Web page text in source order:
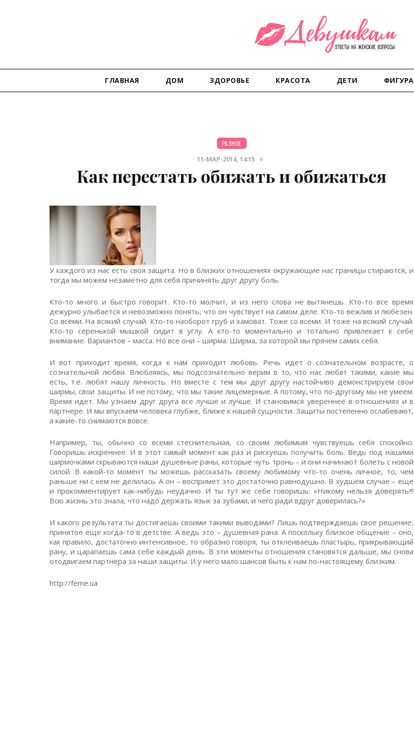
ГЛАВНАЯ ДОМ ЗДОРОВЬЕ КРАСОТА ДЕТИ ФИГУРА
РАЗНОЕ
11-МАР-2014, 14:15
Как перестать обижать и обижаться
У каждого из нас есть своя защита. Но в близких отношениях окружающие нас границы стираются, и
тогда мы можем незаметно для себя причинять друг другу боль.
Кто-то много и быстро говорит. Кто-то молчит, и из него слова не вытянешь. Кто-то все время
дежурно улыбается и невозможно понять, что он чувствует на самом деле. Кто-то вежлив и любезен.
Со всеми. На всякий случай. Кто-то наоборот груб и хамоват. Тоже со всеми. И тоже на всякий случай.
Кто-то серенькой мышкой сидит в углу. А кто-то моментально и тотально привлекает к себе
внимание. Вариантов – масса. Но все они – ширма. Ширма, за которой мы прячем самих себя.
И вот приходит время, когда к нам приходит любовь. Речь идет о сознательном возрасте, о
сознательной любви. Влюбляясь, мы подсознательно верим в то, что нас любят такими, какие мы
есть, т.е. любят нашу личность. Но вместе с тем мы друг другу настойчиво демонстрируем свои
ширмы, свои защиты. И не потому, что мы такие лицемерные. А потому, что по-другому мы не умеем.
Время идет. Мы узнаем друг друга все лучше и лучше. И становимся увереннее в отношениях и в
партнере. И мы впускаем человека глубже, ближе к нашей сущности. Защиты постепенно ослабевают,
а какие-то снимаются вовсе.
Например, ты, обычно со всеми стеснительная, со своим любимым чувствуешь себя спокойно.
Говоришь искреннее. И в этот самый момент как раз и рискуешь получить боль. Ведь под нашими
ширмочками скрываются наши душевные раны, которые чуть тронь – и они начинают болеть с новой
силой. В какой-то момент ты можешь рассказать своему любимому что-то очень личное, то, чем
раньше ни с кем не делилась. А он – воспримет это достаточно равнодушно. В худшем случае – еще
и прокомментирует как-нибудь неудачно. И ты тут же себе говоришь: «Никому нельзя доверять!!!
Всю жизнь это знала, что надо держать язык за зубами, и чего ради вдруг доверилась?»
И какого результата ты достигаешь своими такими выводами? Лишь подтверждаешь свое решение,
принятое еще когда-то в детстве. А ведь это – душевная рана. А поскольку близкое общение – оно,
как правило, достаточно интенсивное, то образно говоря, ты отклеиваешь пластырь, прикрывающий
рану, и царапаешь сама себе каждый день. В эти моменты отношения становятся дальше, мы снова
отодвигаем партнера за наши защиты. И у него мало шансов быть к нам по-настоящему близким.
http://feme.ua